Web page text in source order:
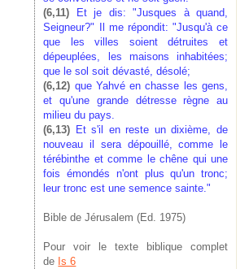
(6,11) Et je dis: "Jusques à quand,
Seigneur?" Il me répondit: "Jusqu'à ce
que les villes soient détruites et
dépeuplées, les maisons inhabitées;
que le sol soit dévasté, désolé;
(6,12) que Yahvé en chasse les gens,
et qu'une grande détresse règne au
milieu du pays.
(6,13) Et s'il en reste un dixième, de
nouveau il sera dépouillé, comme le
térébinthe et comme le chêne qui une
fois émondés n'ont plus qu'un tronc;
leur tronc est une semence sainte."
Bible de Jérusalem (Ed. 1975)
Pour voir le texte biblique complet
de Is 6